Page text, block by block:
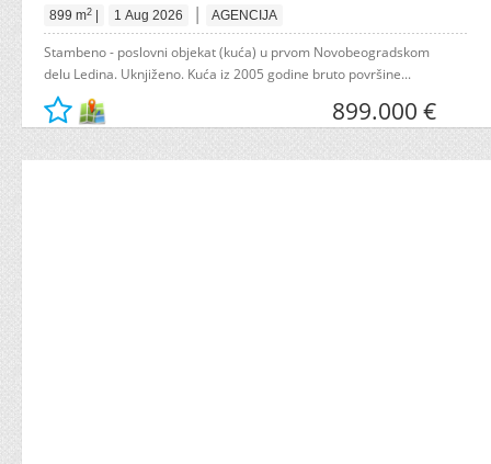
899 m2 1 Aug 2026 | AGENCIJA
Stambeno - poslovni objekat (kuća) u prvom Novobeogradskom
delu Ledina. Uknjiženo. Kuća iz 2005 godine bruto površine...
899.000 €